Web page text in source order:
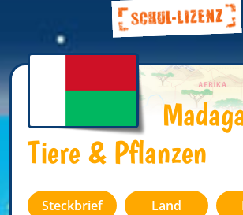
Tiere & Pflanzen
Steckbrief Land